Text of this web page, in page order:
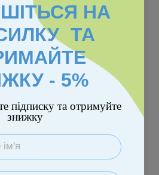
НА
ТА
- 5%
підписку та отримуйте
знижку